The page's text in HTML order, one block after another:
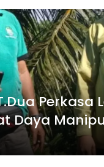
Perkasa
Daya
Milik